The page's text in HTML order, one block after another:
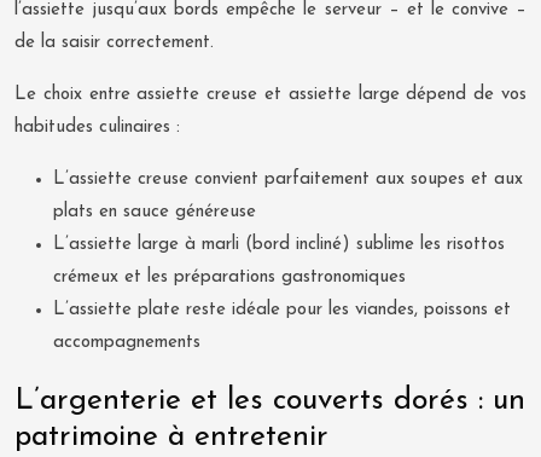
l’assiette jusqu’aux bords empêche le serveur – et le convive –
de la saisir correctement.
Le choix entre assiette creuse et assiette large dépend de vos
habitudes culinaires :
L’assiette creuse convient parfaitement aux soupes et aux
plats en sauce généreuse
L’assiette large à marli (bord incliné) sublime les risottos
crémeux et les préparations gastronomiques
L’assiette plate reste idéale pour les viandes, poissons et
accompagnements
L’argenterie et les couverts dorés : un
patrimoine à entretenir